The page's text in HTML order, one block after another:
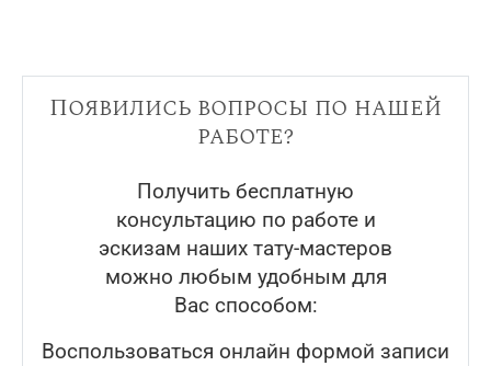
Появились вопросы по нашей
работе?
Получить бесплатную
консультацию по работе и
эскизам наших тату-мастеров
можно любым удобным для
Вас способом:
Воспользоваться онлайн формой записи